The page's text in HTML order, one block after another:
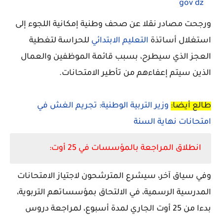
gov dz
ورجحت مصادر نقلا عن صحف وطنية إمكانية اللجوء إلى
استغلال أساتذة التعليم الابتدائي للحراسة لتغطية
العجز الذي سيطرح، بسبب قائمة الموظفين والعمال
الذين سيتم إعفاءهم من تأطير الامتحانات.
طالع أيضا: وزير التربية الوطنية: تجريم الغش في
امتحانات نهاية السنة
انطلاق المراجعة بالمؤسسات في 25 أوت:
وفي سياق آخر، سيشرع المترشحون لاجتياز الامتحانات
المدرسية الرسمية، في الالتحاق بمؤسساتهم التربوية،
بدءا من 25 أوت الجاري لمدة أسبوع، لمراجعة دروس